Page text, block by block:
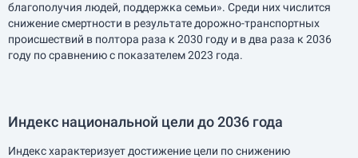
благополучия людей, поддержка семьи». Среди них числится
снижение смертности в результате дорожно-транспортных
происшествий в полтора раза к 2030 году и в два раза к 2036
году по сравнению с показателем 2023 года.
Индекс национальной цели до 2036 года
Индекс характеризует достижение цели по снижению